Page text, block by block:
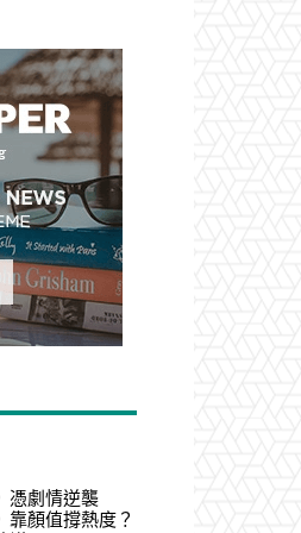
憑劇情逆襲
靠顏值撐熱度？